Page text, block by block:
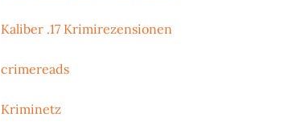
Kaliber .17 Krimirezensionen
crimereads
Kriminetz